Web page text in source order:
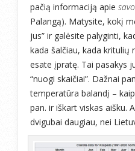
pačią informaciją apie
Palangą). Matysite, kokį
jus” ir galėsite palyginti,
kada šalčiau, kada kritulių
esate įpratę. Tai pasakys
“nuogi skaičiai”. Dažnai
temperatūra balandį –
pan. ir iškart viskas aišku.
dvigubai daugiau, nei